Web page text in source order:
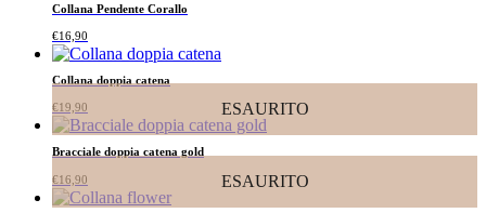
Collana Pendente Corallo
€16,90
ESAURITO
Collana doppia catena
€19,90
ESAURITO
Bracciale doppia catena gold
€16,90